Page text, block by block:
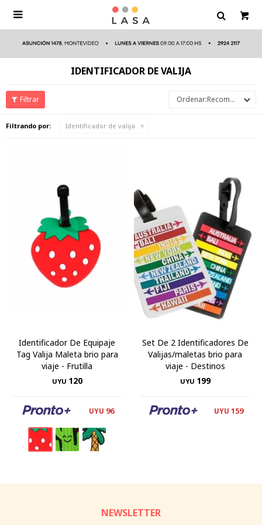

IDENTIFICADOR DE VALIJA
Recomendados
Filtrando por: Identificador de valija
Identificador De Equipaje
Tag Valija Maleta brio para
viaje - Frutilla
UYU 120
UYU 96
Set De 2 Identificadores De
Valijas/maletas brio para
viaje - Destinos
UYU 199
UYU 159
NEWSLETTER